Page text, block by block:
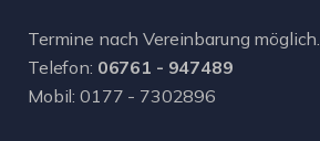
Termine nach Vereinbarung möglich.
Telefon: 06761 - 947489
Mobil: 0177 - 7302896